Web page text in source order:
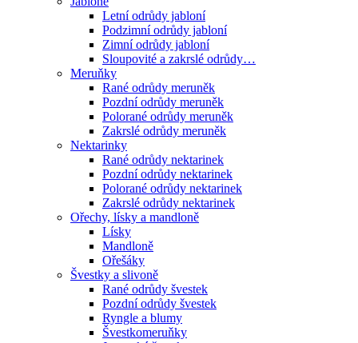
Letní odrůdy jabloní
Podzimní odrůdy jabloní
Zimní odrůdy jabloní
Sloupovité a zakrslé odrůdy…
Meruňky
Rané odrůdy meruněk
Pozdní odrůdy meruněk
Polorané odrůdy meruněk
Zakrslé odrůdy meruněk
Nektarinky
Rané odrůdy nektarinek
Pozdní odrůdy nektarinek
Polorané odrůdy nektarinek
Zakrslé odrůdy nektarinek
Ořechy, lísky a mandloně
Lísky
Mandloně
Ořešáky
Švestky a slivoně
Rané odrůdy švestek
Pozdní odrůdy švestek
Ryngle a blumy
Švestkomeruňky